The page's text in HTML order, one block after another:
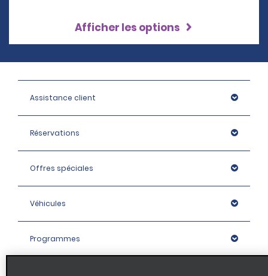
Afficher les options
Assistance client
Réservations
Offres spéciales
Véhicules
Programmes